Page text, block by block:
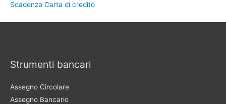
Scadenza Carta di credito
Strumenti bancari
Assegno Circolare
Assegno Bancario